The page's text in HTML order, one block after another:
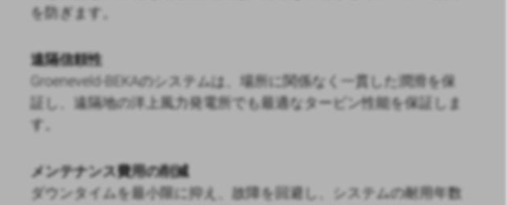
を防ぎます。
遠隔信頼性
Groeneveld-BEKAのシステムは、場所に関係なく一貫した潤滑を保
証し、遠隔地の洋上風力発電所でも最適なタービン性能を保証しま
す。
メンテナンス費用の削減
ダウンタイムを最小限に抑え、故障を回避し、システムの耐用年数